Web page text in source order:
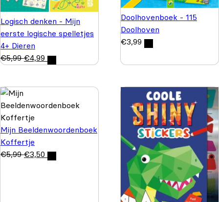
Logisch denken - Mijn
eerste logische spelletjes
4+ Dieren
€5,99 €4,99
Doolhovenboek - 115
Doolhoven
€3,99
Mijn Beeldenwoordenboek
Koffertje
€5,99 €3,50